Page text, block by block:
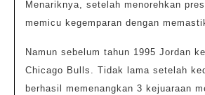
Menariknya, setelah menorehkan
memicu kegemparan dengan
Namun sebelum tahun 1995 Jordan
Chicago Bulls. Tidak lama setelah
berhasil memenangkan 3 kejuaraan